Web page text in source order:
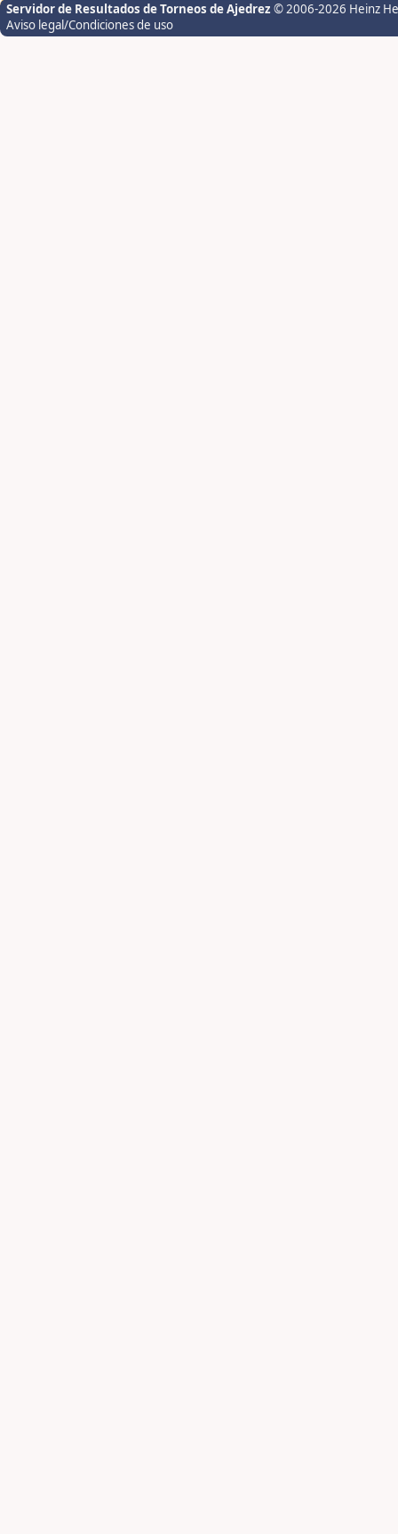
Servidor de Resultados de Torneos de Ajedrez © 2006-2026 Heinz
Aviso legal/Condiciones de uso